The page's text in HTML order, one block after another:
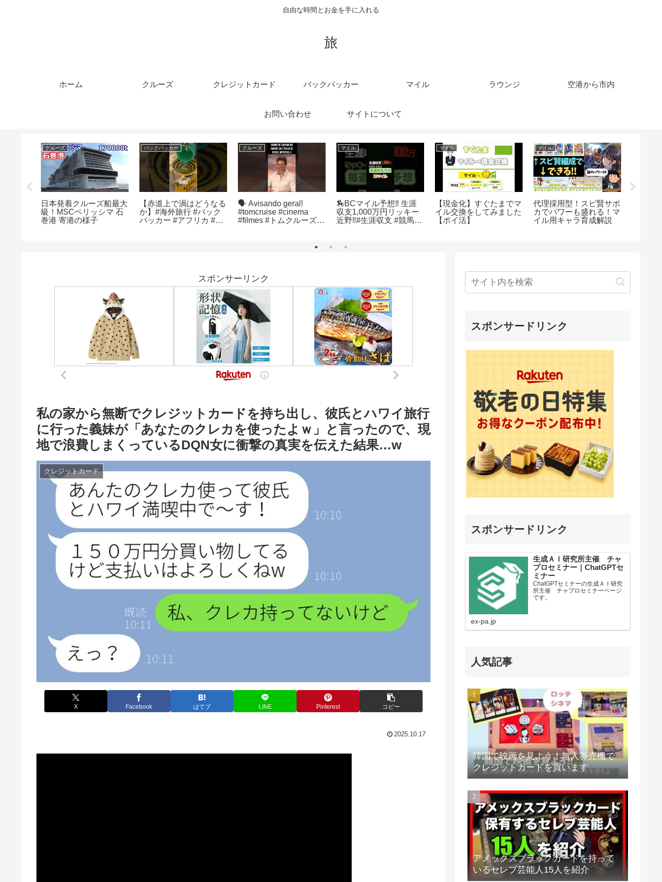
自由な時間とお金を手に入れる
旅
ホーム クルーズ クレジットカード バックパッカー マイル ラウンジ 空港から市内
お問い合わせ サイトについて
クレジットカード
4月1日から始まる改
善・改悪内容《au、楽
天、PayPay、d払い、ク
クルーズ
琵琶湖ナイトクルーズ花
火 固定カメラ Live配
信#花火#琵琶湖#ナイト
クレジットカード
ブラックリストでdカー
ドが欲しい人に贈りたい
たった1つの真実。
バックパッカー
2025年1月22日 晩御
飯 #バックパッカー
#環境活動家
クレジットカード
Reporting a Lost Credit
Card – Simple English
for Beginners
バックパッカー
#世界一周 #旅 #バック
パッカー #travel #海外 #
一人旅
スポンサーリンク
私の家から無断でクレジットカードを持ち出し、彼氏とハワイ旅行
に行った義妹が「あなたのクレカを使ったよｗ」と言ったので、現
地で浪費しまくっているDQN女に衝撃の真実を伝えた結果…w
クレジットカード
X Facebook はてブ LINE Pinterest コピー
2025.10.17
スポンサードリンク
スポンサードリンク
生成ＡＩ研究所主催 チャ
プロセミナー｜ChatGPTセ
ミナー
ChatGPTセミナーの生成ＡＩ研究
所主催 チャプロセミナーページ
です。
ex-pa.jp
人気記事
韓国で映画を見よう！無人券売機で
クレジットカードを買います
アメックスブラックカードを持って
いるセレブ芸能人15人を紹介